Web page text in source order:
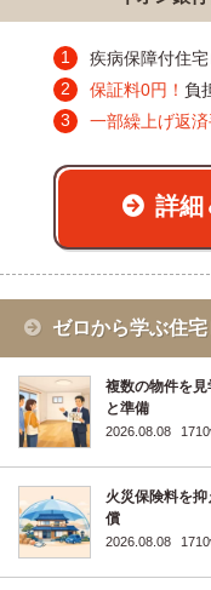
疾病保障付住
保証料0円！ 負
一部繰上げ返済
詳細
ゼロから学ぶ住
複数の物件を
と準備
2026.08.08
火災保険料を
償
2026.08.08